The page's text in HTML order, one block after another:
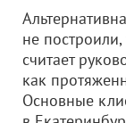
не
считает
как
Основные